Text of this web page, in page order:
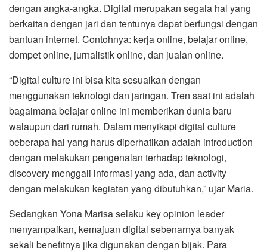
dengan angka-angka. Digital merupakan segala hal yang
berkaitan dengan jari dan tentunya dapat berfungsi dengan
bantuan internet. Contohnya: kerja online, belajar online,
dompet online, jurnalistik online, dan jualan online.
“Digital culture ini bisa kita sesuaikan dengan
menggunakan teknologi dan jaringan. Tren saat ini adalah
bagaimana belajar online ini memberikan dunia baru
walaupun dari rumah. Dalam menyikapi digital culture
beberapa hal yang harus diperhatikan adalah introduction
dengan melakukan pengenalan terhadap teknologi,
discovery menggali informasi yang ada, dan activity
dengan melakukan kegiatan yang dibutuhkan,” ujar Maria.
Sedangkan Yona Marisa selaku key opinion leader
menyampaikan, kemajuan digital sebenarnya banyak
sekali benefitnya jika digunakan dengan bijak. Para